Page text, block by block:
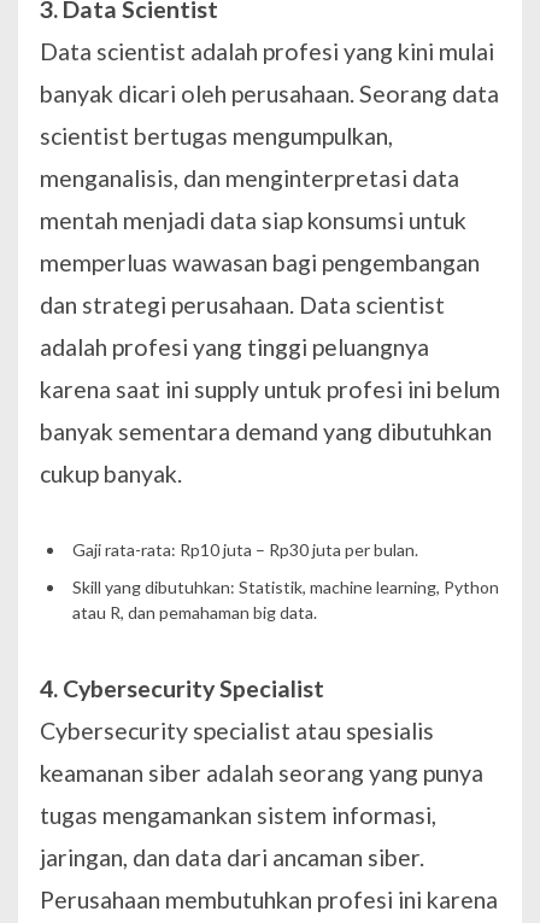
3. Data Scientist
Data scientist adalah profesi yang kini mulai
banyak dicari oleh perusahaan. Seorang data
scientist bertugas mengumpulkan,
menganalisis, dan menginterpretasi data
mentah menjadi data siap konsumsi untuk
memperluas wawasan bagi pengembangan
dan strategi perusahaan. Data scientist
adalah profesi yang tinggi peluangnya
karena saat ini supply untuk profesi ini belum
banyak sementara demand yang dibutuhkan
cukup banyak.
Gaji rata-rata: Rp10 juta – Rp30 juta per bulan.
Skill yang dibutuhkan: Statistik, machine learning, Python
atau R, dan pemahaman big data.
4. Cybersecurity Specialist
Cybersecurity specialist atau spesialis
keamanan siber adalah seorang yang punya
tugas mengamankan sistem informasi,
jaringan, dan data dari ancaman siber.
Perusahaan membutuhkan profesi ini karena